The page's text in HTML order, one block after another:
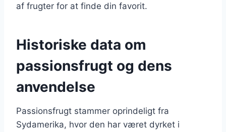
af frugter for at finde din favorit.
Historiske data om
passionsfrugt og dens
anvendelse
Passionsfrugt stammer oprindeligt fra
Sydamerika, hvor den har været dyrket i